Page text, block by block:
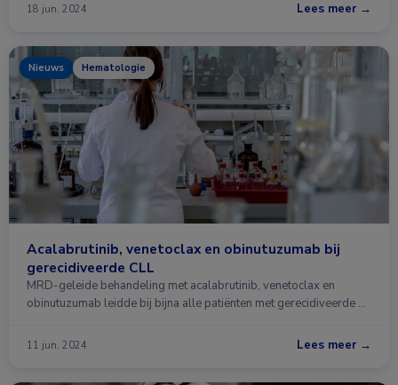
18 jun. 2024 Lees meer →
Nieuws Hematologie
Acalabrutinib, venetoclax en obinutuzumab bij
gerecidiveerde CLL
MRD-geleide behandeling met acalabrutinib, venetoclax en
obinutuzumab leidde bij bijna alle patiënten met gerecidiveerde …
11 jun. 2024 Lees meer →